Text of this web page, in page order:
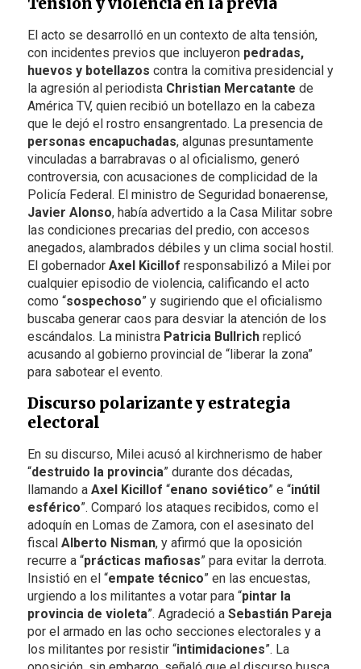
El acto se desarrolló en un contexto de alta tensión,
con incidentes previos que incluyeron pedradas,
huevos y botellazos contra la comitiva presidencial y
la agresión al periodista Christian Mercatante de
América TV, quien recibió un botellazo en la cabeza
que le dejó el rostro ensangrentado. La presencia de
personas encapuchadas, algunas presuntamente
vinculadas a barrabravas o al oficialismo, generó
controversia, con acusaciones de complicidad de la
Policía Federal. El ministro de Seguridad bonaerense,
Javier Alonso, había advertido a la Casa Militar sobre
las condiciones precarias del predio, con accesos
anegados, alambrados débiles y un clima social hostil.
El gobernador Axel Kicillof responsabilizó a Milei por
cualquier episodio de violencia, calificando el acto
como “sospechoso” y sugiriendo que el oficialismo
buscaba generar caos para desviar la atención de los
escándalos. La ministra Patricia Bullrichreplicó
acusando al gobierno provincial de “liberar la zona”
para sabotear el evento.
Discurso polarizante y estrategia
electoral
En su discurso, Milei acusó al kirchnerismo de haber
“destruido la provincia” durante dos décadas,
llamando a Axel Kicillof “enano soviético” e “inútil
esférico”. Comparó los ataques recibidos, como el
adoquín en Lomas de Zamora, con el asesinato del
fiscal Alberto Nisman, y afirmó que la oposición
recurre a “prácticas mafiosas” para evitar la derrota.
Insistió en el “empate técnico” en las encuestas,
urgiendo a los militantes a votar para “pintar la
provincia de violeta”. Agradeció a Sebastián Pareja
por el armado en las ocho secciones electorales y a
los militantes por resistir “intimidaciones”. La